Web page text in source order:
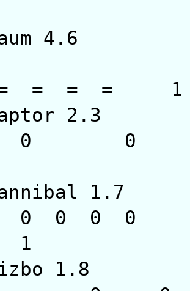
4.6
0
= =
2.3
0 =
0
0 0 0
1.8